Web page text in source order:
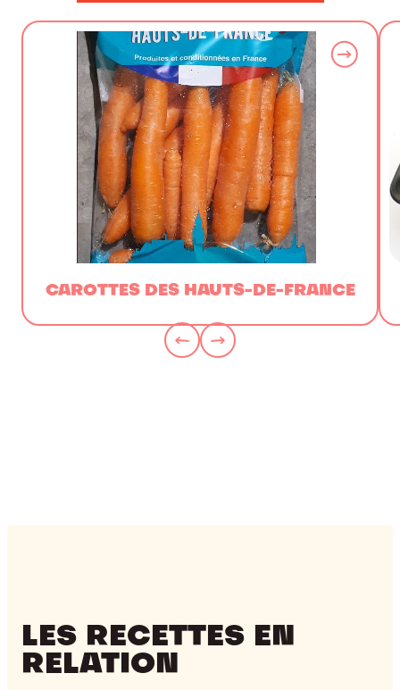
CAROTTES DES HAUTS-DE-FRANCE
LES RECETTES EN
RELATION